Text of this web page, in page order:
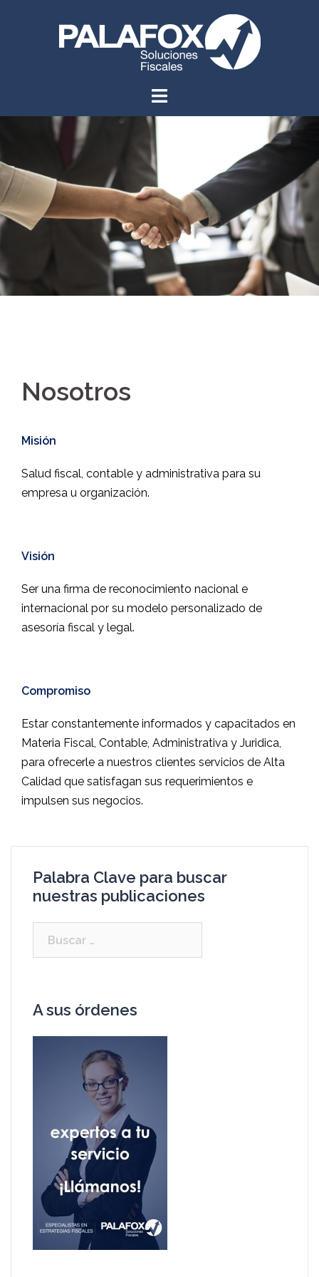
Nosotros
Misión
Salud fiscal, contable y administrativa para su
empresa u organización.
Visión
Ser una firma de reconocimiento nacional e
internacional por su modelo personalizado de
asesoría fiscal y legal.
Compromiso
Estar constantemente informados y capacitados en
Materia Fiscal, Contable, Administrativa y Juridica,
para ofrecerle a nuestros clientes servicios de Alta
Calidad que satisfagan sus requerimientos e
impulsen sus negocios.
Palabra Clave para buscar
nuestras publicaciones
A sus órdenes